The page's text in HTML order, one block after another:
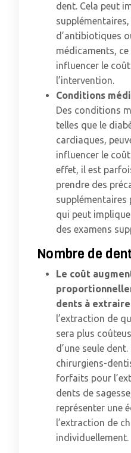
dent. Cela peut
d’antibiotiques
médicaments,
influencer le
l’intervention.
Conditions
Des conditions
telles que le
cardiaques,
influencer le
effet, il est
prendre des
supplémentaires
qui peut
des examens
Nombre de
Le coût
dents à
l’extraction de
sera plus
d’une seule
chirurgiens-
forfaits pour
dents de
représenter une
l’extraction de
individuellement.